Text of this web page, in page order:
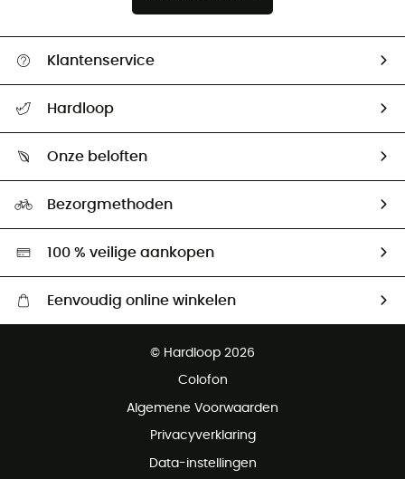
Klantenservice
Mijn zending volgen
Retourzendingen & Terugbetalingen
Hardloop
Ambassadeurs
Onze beloften
Hardgreen
Bezorgmethoden
100 % veilige aankopen
Eenvoudig online winkelen
Gratis retourneren binnen 100 dagen
© Hardloop 2026
Colofon
Algemene Voorwaarden
Privacyverklaring
Data-instellingen